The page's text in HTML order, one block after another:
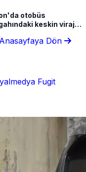
otobüs
keskin viraj
Anasayfaya Dön
Fugit